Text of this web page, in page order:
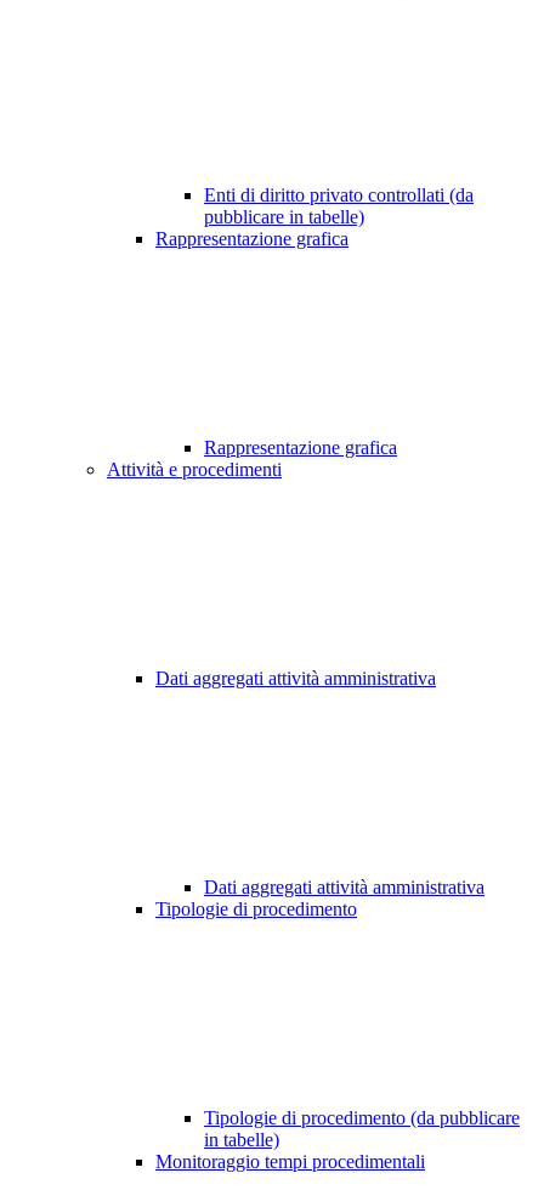
Enti di diritto privato controllati (da
pubblicare in tabelle)
Rappresentazione grafica
Rappresentazione grafica
Attività e procedimenti
Dati aggregati attività amministrativa
Dati aggregati attività amministrativa
Tipologie di procedimento
Tipologie di procedimento (da pubblicare
in tabelle)
Monitoraggio tempi procedimentali